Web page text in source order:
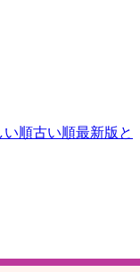
い順古い順最新版と